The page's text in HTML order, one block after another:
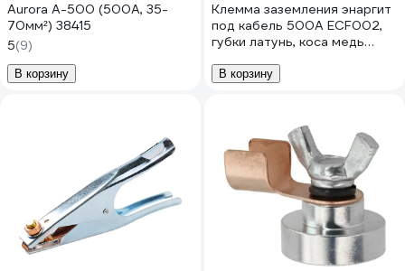
Aurora А-500 (500А, 35-
70мм²) 38415
5(9)
В корзину
Клемма заземления энаргит
под кабель 500А ECF002,
губки латунь, коса медь
В корзину